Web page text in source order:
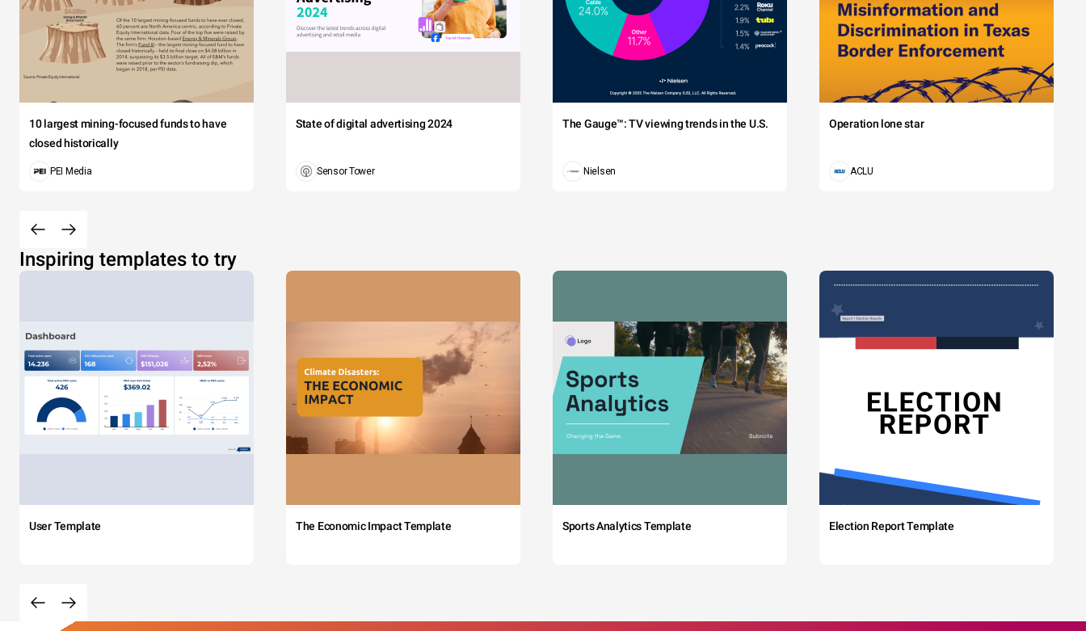
10 largest mining-focused funds to have
closed historically
PEI Media
State of digital advertising 2024
Sensor Tower
The Gauge™: TV viewing trends in the U.S.
Nielsen
Operation lone star
ACLU
Inspiring templates to try
User Template The Economic Impact Template Sports Analytics Template Election Report Template